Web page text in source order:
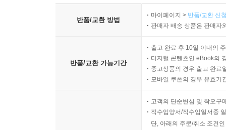
반품/교환 방법
마이페이지 > 반품/교환 신
판매자 배송 상품은 판매자
반품/교환 가능기간
출고 완료 후 10일 이내의
디지털 콘텐츠인 eBook의
중고상품의 경우 출고 완료
모바일 쿠폰의 경우 유효기
고객의 단순변심 및 착오구
직수입양서/직수입일서중
단, 아래의 주문/취소 조건